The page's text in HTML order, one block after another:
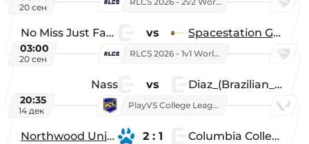
20 сен
No Miss Just Fake vs Spacestation Gaming
03:00
20 сен
RLCS 2026 - 1v1 World Championship
Nass vs Diaz_(Brazilian_Player)
20:35
14 дек
PlayVS College League 2025: Fall
Northwood University 2 : 1 Columbia College